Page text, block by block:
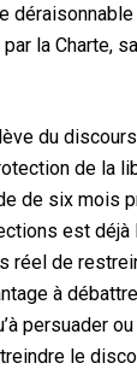
la Charte,
du
de la
de six mois
est déjà
réel de
à
persuader
le